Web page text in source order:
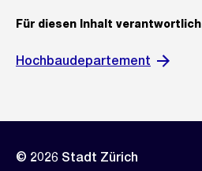
Für diesen Inhalt verantwortlich
Hochbaudepartement
© 2026 Stadt Zürich